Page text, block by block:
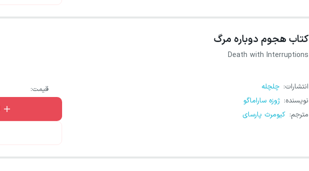
کتاب هجوم دوباره مرگ
Death with Interruptions
انتشارات: چلچله
نویسنده: ژوزه ساراماگو
مترجم: کیومرث پارسای
قیمت: